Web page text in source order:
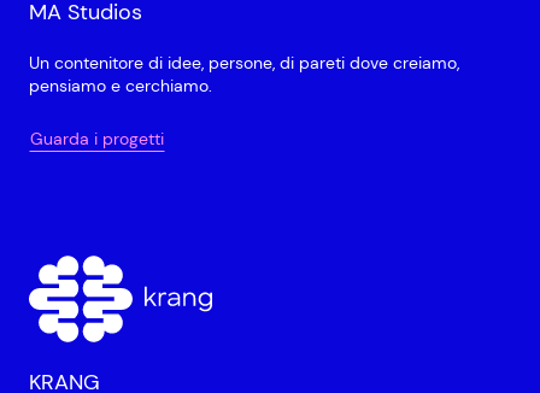
MA Studios
Un contenitore di idee, persone, di pareti dove creiamo,
pensiamo e cerchiamo.
Guarda i progetti
KRANG